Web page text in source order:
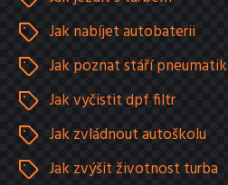
Jak nabíjet autobaterii
Jak poznat stáří pneumatik
Jak vyčistit dpf filtr
Jak zvládnout autoškolu
Jak zvýšit životnost turba